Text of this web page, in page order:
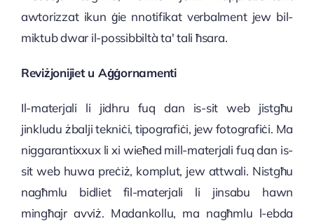
awtorizzat ikun ġie nnotifikat verbalment jew bil-
miktub dwar il-possibbiltà ta' tali ħsara.
Reviżjonijiet u Aġġornamenti
Il-materjali li jidhru fuq dan is-sit web jistgħu
jinkludu żbalji tekniċi, tipografiċi, jew fotografiċi. Ma
niggarantixxux li xi wieħed mill-materjali fuq dan is-
sit web huwa preċiż, komplut, jew attwali. Nistgħu
nagħmlu bidliet fil-materjali li jinsabu hawn
mingħajr avviż. Madankollu, ma nagħmlu l-ebda